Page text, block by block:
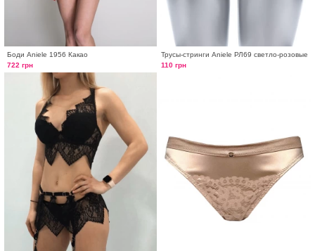
Боди Aniele 1956 Какао
722 грн
Трусы-стринги Aniele РЛ69 светло-розовые
110 грн